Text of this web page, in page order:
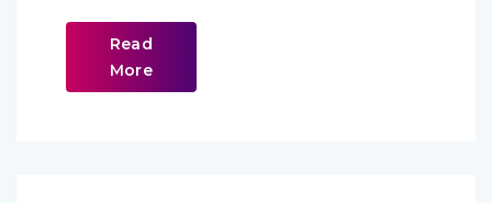
Read
More